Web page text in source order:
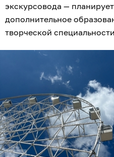
экскурсовода —
дополнительное
творческой